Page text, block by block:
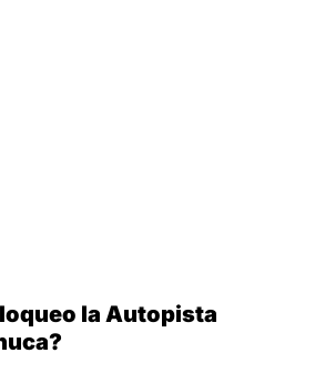
la Autopista